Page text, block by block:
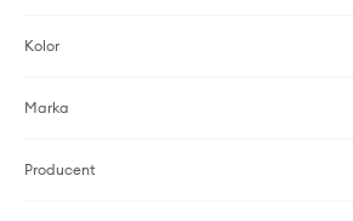
Kolor
Marka
Producent